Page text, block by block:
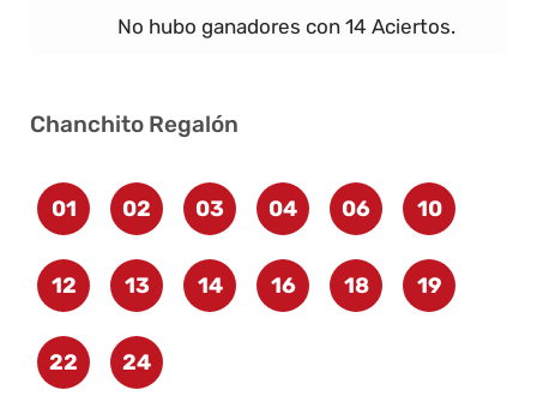
No hubo ganadores con 14 Aciertos.
Chanchito Regalón
01 02 03 04 06 10
12 13 14 16 18 19
22 24